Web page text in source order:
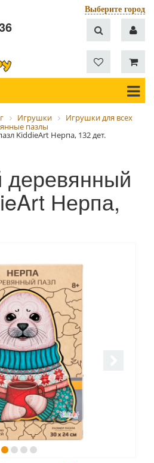
Выберите город
Игрушки
Игрушки для всех
пазлы
KiddieArt Нерпа, 132 дет.
деревянный
Нерпа,